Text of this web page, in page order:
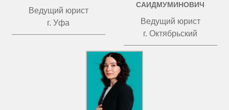
Ведущий юрист
г. Уфа
САИДМУМИНОВИЧ
Ведущий юрист
г. Октябрьский